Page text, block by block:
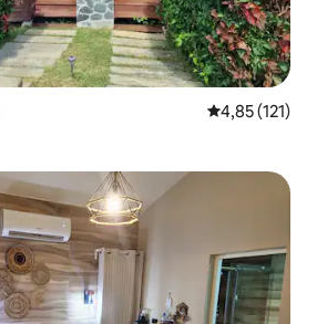
Évaluation
4,85 (121)